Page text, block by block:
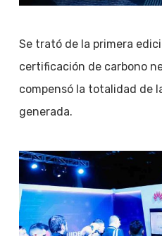
Se trató de la primera
certificación de carbono
compensó la totalidad de
generada.